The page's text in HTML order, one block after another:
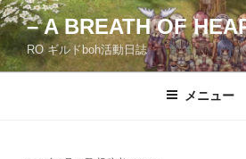
コ
ン
テ
ン
– A BREATH OF
RO ギルドboh活動日誌
メニュー